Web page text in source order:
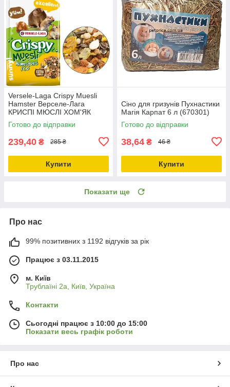
Versele-Laga Crispy Muesli
Hamster Верселе-Лага
КРИСПІ МЮСЛІ ХОМ'ЯК
корм для хом'яків щурів
мишей піщанок 1кг
Готово до відправки
239,40 ₴ 285 ₴
Купити
Сіно для гризунів Пухнастики
Магія Карпат 6 л (670301)
Готово до відправки
38,64 ₴ 46 ₴
Купити
Показати ще
Про нас
99% позитивних з 1192 відгуків за рік
Працює з 03.11.2015
м. Київ
Трублаїні 2а, Київ, Україна
Контакти
Сьогодні працює з 10:00 до 15:00
Показати весь графік роботи
Про нас